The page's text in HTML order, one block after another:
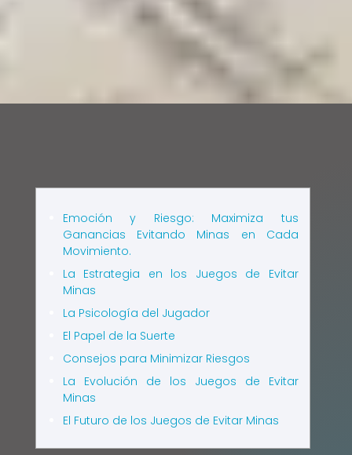
Emoción y Riesgo: Maximiza tus
Ganancias Evitando Minas en Cada
Movimiento.
La Estrategia en los Juegos de Evitar
Minas
La Psicología del Jugador
El Papel de la Suerte
Consejos para Minimizar Riesgos
La Evolución de los Juegos de Evitar
Minas
El Futuro de los Juegos de Evitar Minas